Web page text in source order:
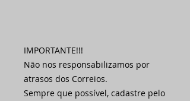
IMPORTANTE!!!
Não nos responsabilizamos por
atrasos dos Correios.
Sempre que possível, cadastre pelo